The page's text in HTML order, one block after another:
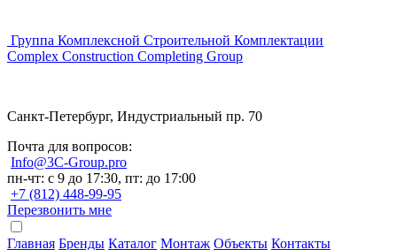
Группа Комплексной Строительной Комплектации
Complex Construction Completing Group
Санкт-Петербург, Индустриальный пр. 70
Почта для вопросов:
Info@3C-Group.pro
пн-чт: с 9 до 17:30, пт: до 17:00
+7 (812) 448-99-95
Перезвонить мне
Главная Бренды Каталог Монтаж Объекты Контакты